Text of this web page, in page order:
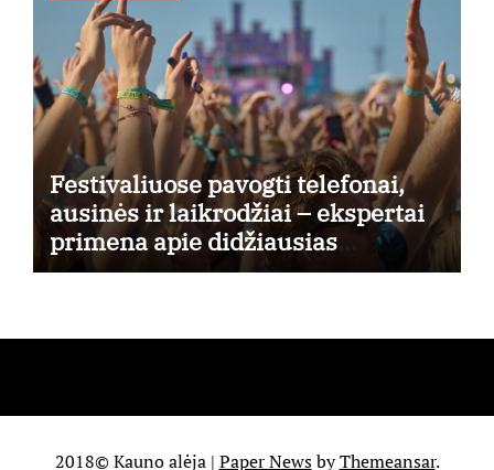
Festivaliuose pavogti telefonai,
ausinės ir laikrodžiai – ekspertai
primena apie didžiausias
finansines rizikas
2018© Kauno alėja | Paper NewsbyThemeansar.